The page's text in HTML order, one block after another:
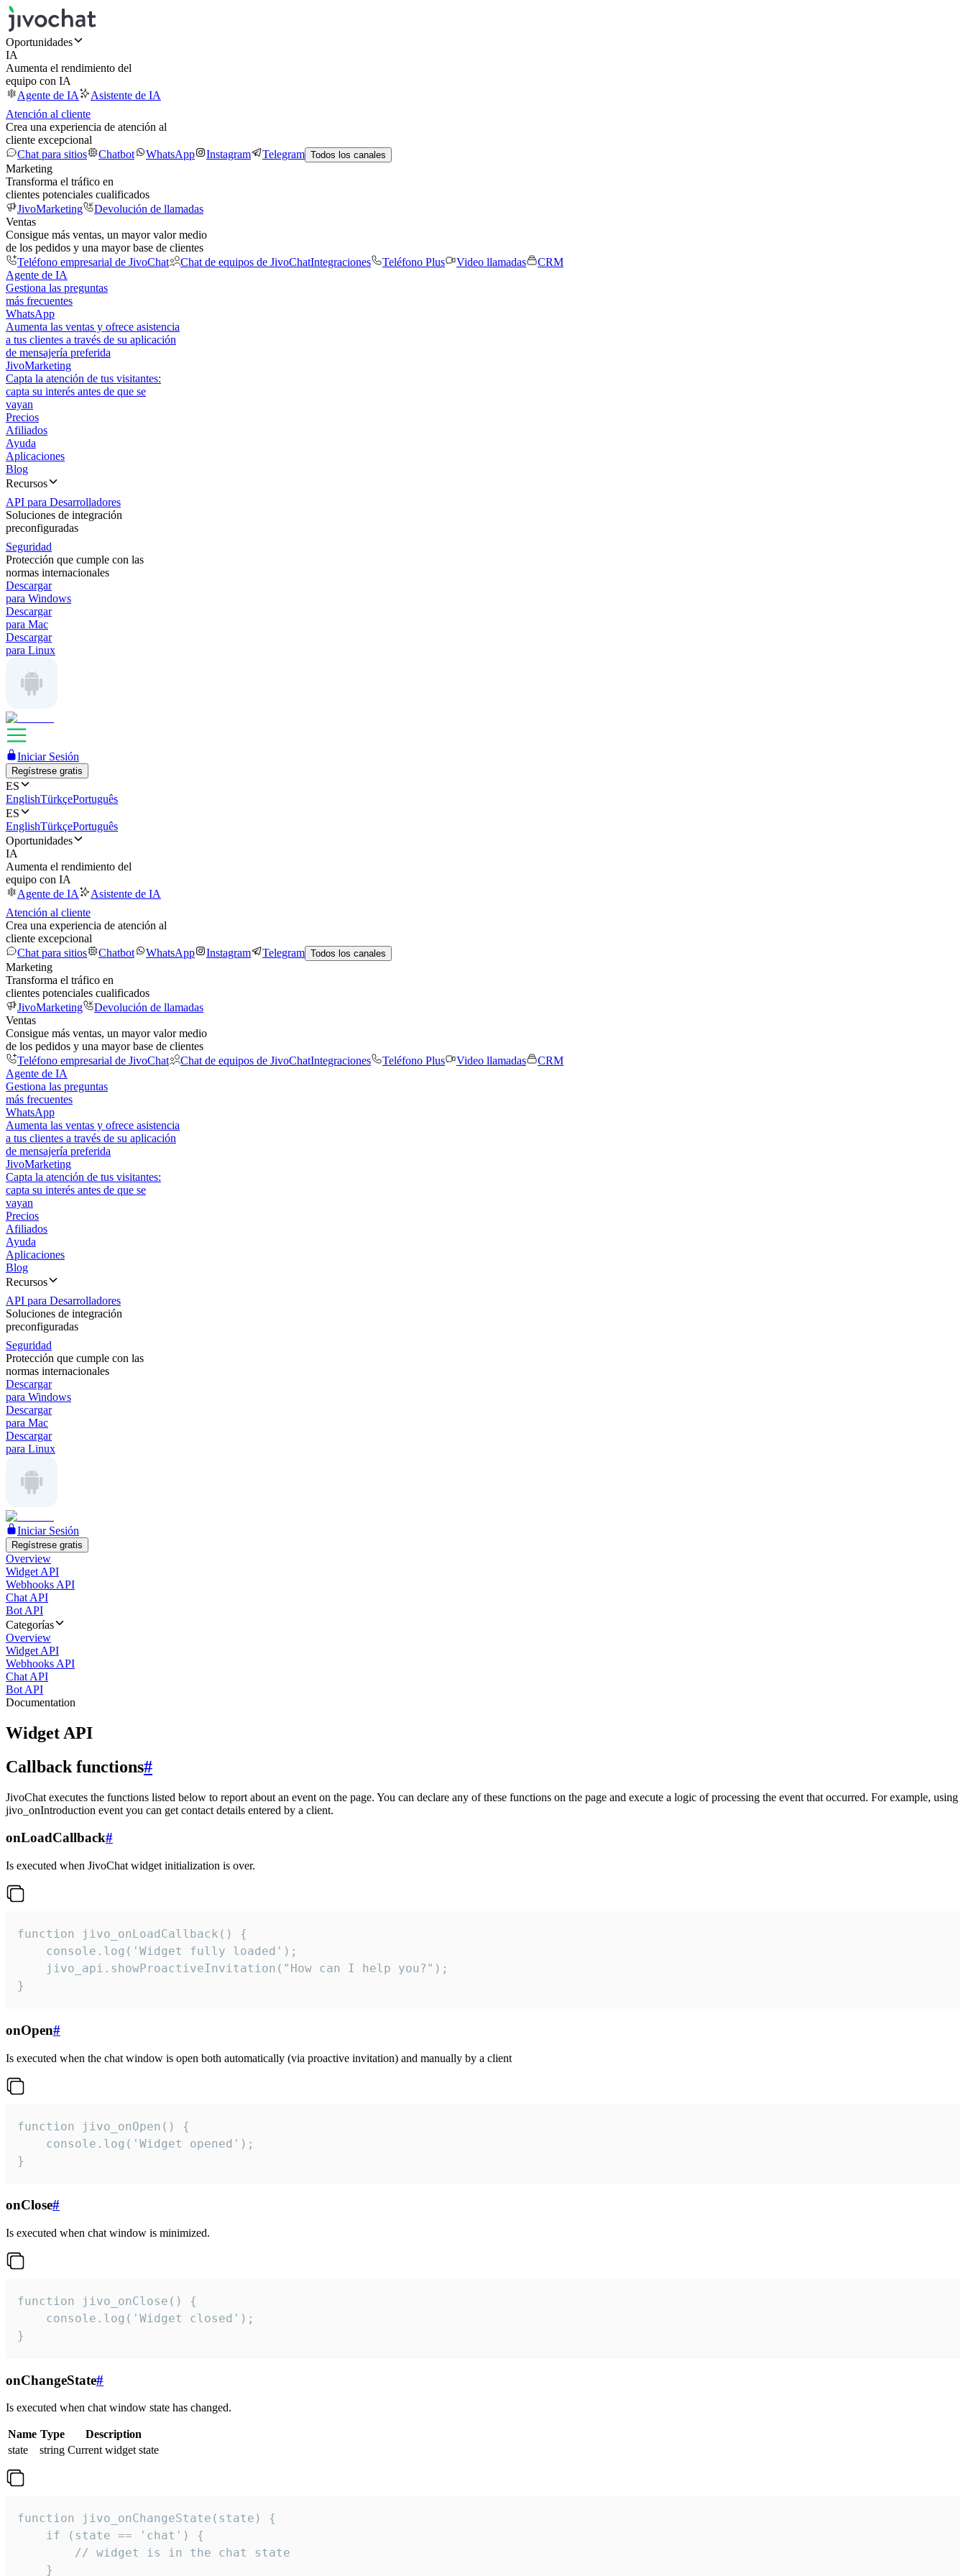
Oportunidades
IA
Aumenta el rendimiento del
equipo con IA
Agente de IA
Asistente de IA
Atención al cliente
Crea una experiencia de atención al
cliente excepcional
Chat para sitios
Chatbot WhatsApp Instagram Telegram Todos los canales
Marketing
Transforma el tráfico en
clientes potenciales cualificados
JivoMarketing
Devolución de llamadas
Ventas
Consigue más ventas, un mayor valor medio
de los pedidos y una mayor base de clientes
Teléfono empresarial de JivoChat
Chat de equipos de JivoChatIntegraciones Teléfono Plus Video llamadas
CRM
Agente de IA
Gestiona las preguntas
más frecuentes
WhatsApp
Aumenta las ventas y ofrece asistencia
a tus clientes a través de su aplicación
de mensajería preferida
JivoMarketing
Capta la atención de tus visitantes:
capta su interés antes de que se
vayan
Precios
Afiliados
Ayuda
Aplicaciones
Blog
Recursos
API para Desarrolladores
Soluciones de integración
preconfiguradas
Seguridad
Protección que cumple con las
normas internacionales
Descargar
para Windows
Descargar
para Mac
Descargar
para Linux
Iniciar Sesión
Regístrese gratis
ES
EnglishTürkçePortuguês
ES
EnglishTürkçePortuguês
Oportunidades
IA
Aumenta el rendimiento del
equipo con IA
Agente de IA
Asistente de IA
Atención al cliente
Crea una experiencia de atención al
cliente excepcional
Chat para sitios
Chatbot WhatsApp Instagram Telegram Todos los canales
Marketing
Transforma el tráfico en
clientes potenciales cualificados
JivoMarketing
Devolución de llamadas
Ventas
Consigue más ventas, un mayor valor medio
de los pedidos y una mayor base de clientes
Teléfono empresarial de JivoChat
Chat de equipos de JivoChatIntegraciones Teléfono Plus Video llamadas
CRM
Agente de IA
Gestiona las preguntas
más frecuentes
WhatsApp
Aumenta las ventas y ofrece asistencia
a tus clientes a través de su aplicación
de mensajería preferida
JivoMarketing
Capta la atención de tus visitantes:
capta su interés antes de que se
vayan
Precios
Afiliados
Ayuda
Aplicaciones
Blog
Recursos
API para Desarrolladores
Soluciones de integración
preconfiguradas
Seguridad
Protección que cumple con las
normas internacionales
Descargar
para Windows
Descargar
para Mac
Descargar
para Linux
Iniciar Sesión
Regístrese gratis
Overview
Widget API
Webhooks API
Chat API
Bot API
Categorías
Overview
Widget API
Webhooks API
Chat API
Bot API
Documentation
Widget API
Callback functions#
JivoChat executes the functions listed below to report about an event on the page. You can declare any of these functions on the page and execute a logic of processing the event that occurred. For example, using
jivo_onIntroduction event you can get contact details entered by a client.
onLoadCallback#
Is executed when JivoChat widget initialization is over.
function jivo_onLoadCallback() {
    console.log('Widget fully loaded');
    jivo_api.showProactiveInvitation("How can I help you?");
}
onOpen#
Is executed when the chat window is open both automatically (via proactive invitation) and manually by a client
function jivo_onOpen() {
    console.log('Widget opened');
}
onClose#
Is executed when chat window is minimized.
function jivo_onClose() {
    console.log('Widget closed');
}
onChangeState#
Is executed when chat window state has changed.
Name Type
Description
state
string Current widget state
function jivo_onChangeState(state) {
    if (state == 'chat') {
        // widget is in the chat state
    }